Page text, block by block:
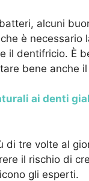
alcuni
è necessario
il dentifricio. È
bene anche
ai denti
di tre volte al
il rischio di
gli esperti.